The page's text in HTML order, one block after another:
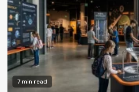
7 min read